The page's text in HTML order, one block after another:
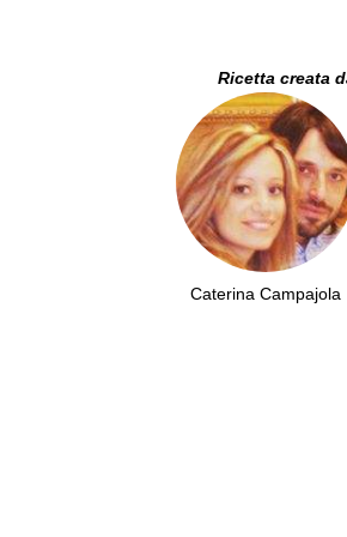
Ricetta creata
Caterina Campajola